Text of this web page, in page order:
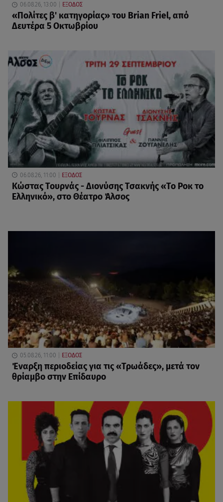
06.08.26, 13:00 ΕΞΟΔΟΣ
«Πολίτες β' κατηγορίας» του Brian Friel, από
Δευτέρα 5 Οκτωβρίου
06.08.26, 11:00 ΕΞΟΔΟΣ
Κώστας Τουρνάς - Διονύσης Τσακνής «Το Ροκ το
Ελληνικό», στο Θέατρο Άλσος
05.08.26, 11:00 ΕΞΟΔΟΣ
Έναρξη περιοδείας για τις «Τρωάδες», μετά τον
θρίαμβο στην Επίδαυρο